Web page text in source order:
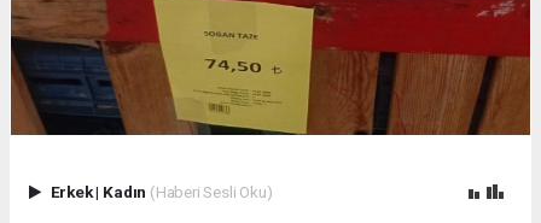
Erkek| Kadın (Haberi Sesli Oku)